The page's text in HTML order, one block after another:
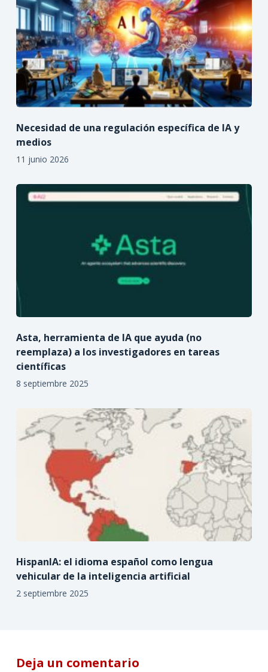
Necesidad de una regulación específica de IA y
medios
11 junio 2026
Asta, herramienta de IA que ayuda (no
reemplaza) a los investigadores en tareas
científicas
8 septiembre 2025
HispanIA: el idioma español como lengua
vehicular de la inteligencia artificial
2 septiembre 2025
Deja un comentario